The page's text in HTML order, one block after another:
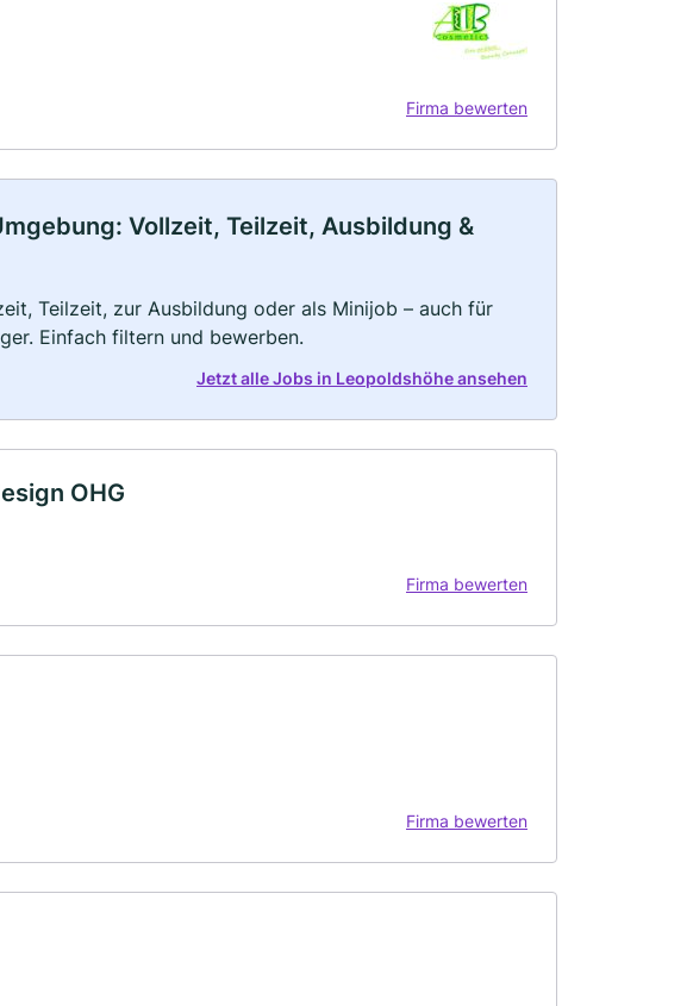
Firma bewerten
Vollzeit, Teilzeit, Ausbildung &
Teilzeit, zur Ausbildung oder als Minijob – auch für
Einfach filtern und bewerben.
Jetzt alle Jobs in Leopoldshöhe ansehen
OHG
Firma bewerten
Firma bewerten